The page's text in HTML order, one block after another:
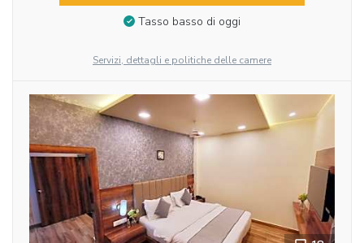
Tasso basso di oggi
Servizi, dettagli e politiche delle camere